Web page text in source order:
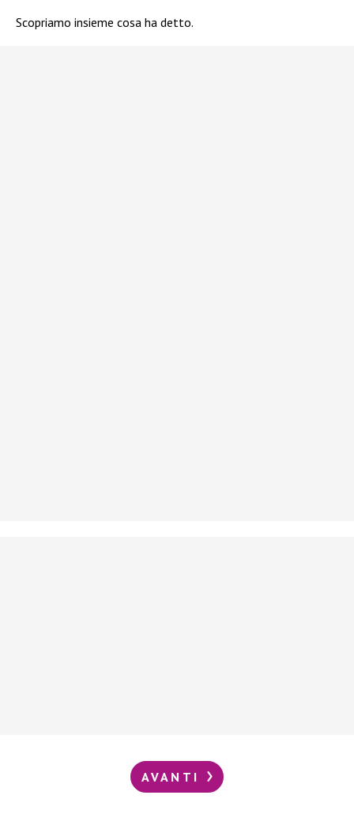
Scopriamo insieme cosa ha detto.
AVANTI